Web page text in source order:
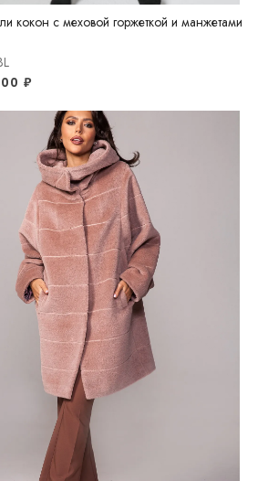
кокон с меховой горжеткой и манжетами
₽